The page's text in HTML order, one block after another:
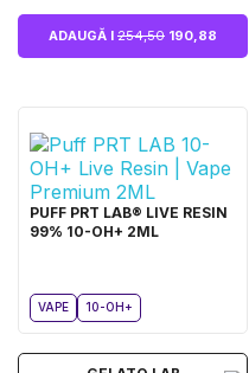
ADAUGĂ I 254,50 190,88
PUFF PRT LAB® LIVE RESIN
99% 10-OH+ 2ML
VAPE 10-OH+